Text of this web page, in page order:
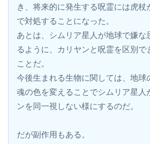
き、将来的に発生する呪霊には虎杖
で対処することになった。
あとは、シムリア星人が地球で嫌な
るように、カリヤンと呪霊を区別で
ことだ。
今後生まれる生物に関しては、地球
魂の色を変えることでシムリア星人
ンを同一視しない様にするのだ。
だが副作用もある。